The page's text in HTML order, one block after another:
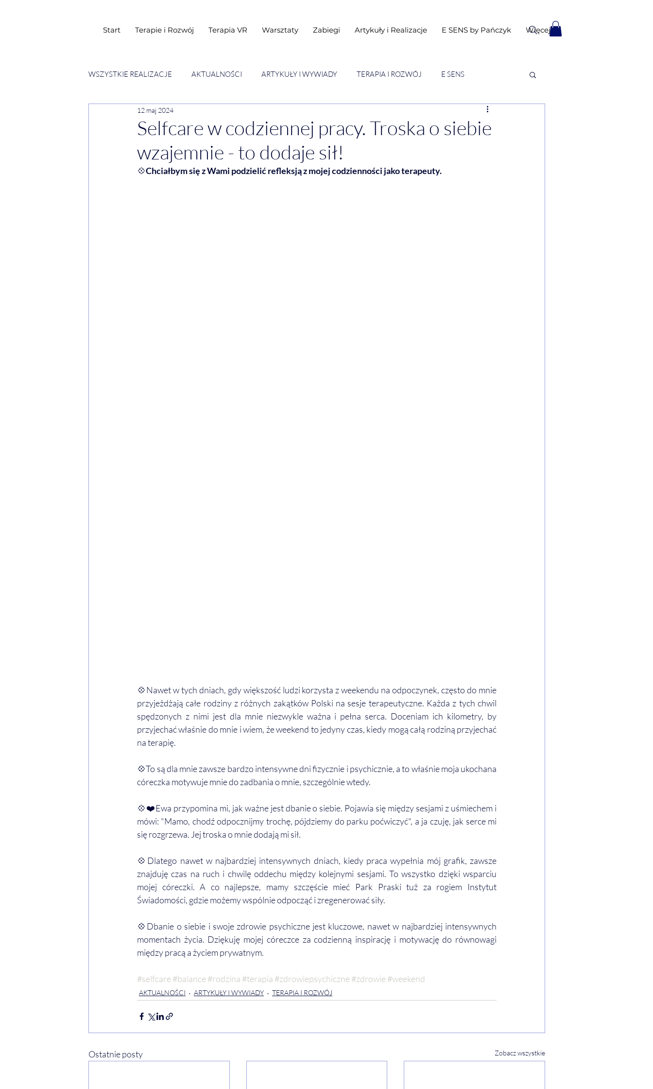
Start Terapie i Rozwój Terapia VR Warsztaty Zabiegi Artykuły i Realizacje E SENS by Pańczyk Więcej
WSZYSTKIE REALIZACJE AKTUALNOŚCI ARTYKUŁY I WYWIADY TERAPIA I ROZWÓJ E SENS
SESJE ESENCJI CHWIL
Selfcare w codziennej pracy. Troska o siebie
wzajemnie - to dodaje sił!
12 maj 2024
💠Chciałbym się z Wami podzielić refleksją z mojej codzienności jako terapeuty.
💠Nawet w tych dniach, gdy większość ludzi korzysta z weekendu na odpoczynek, często do mnie
przyjeżdżają całe rodziny z różnych zakątków Polski na sesje terapeutyczne. Każda z tych chwil
spędzonych z nimi jest dla mnie niezwykle ważna i pełna serca. Doceniam ich kilometry, by
przyjechać właśnie do mnie i wiem, że weekend to jedyny czas, kiedy mogą całą rodziną przyjechać
na terapię.
💠To są dla mnie zawsze bardzo intensywne dni fizycznie i psychicznie, a to właśnie moja ukochana
córeczka motywuje mnie do zadbania o mnie, szczególnie wtedy.
💠❤️Ewa przypomina mi, jak ważne jest dbanie o siebie. Pojawia się między sesjami z uśmiechem i
mówi: "Mamo, chodź odpocznijmy trochę, pójdziemy do parku poćwiczyć", a ja czuję, jak serce mi
się rozgrzewa. Jej troska o mnie dodają mi sił.
💠Dlatego nawet w najbardziej intensywnych dniach, kiedy praca wypełnia mój grafik, zawsze
znajduję czas na ruch i chwilę oddechu między kolejnymi sesjami. To wszystko dzięki wsparciu
mojej córeczki. A co najlepsze, mamy szczęście mieć Park Praski tuż za rogiem Instytut
Świadomości, gdzie możemy wspólnie odpocząć i zregenerować siły.
💠Dbanie o siebie i swoje zdrowie psychiczne jest kluczowe, nawet w najbardziej intensywnych
momentach życia. Dziękuję mojej córeczce za codzienną inspirację i motywację do równowagi
między pracą a życiem prywatnym.
#selfcare #balance #rodzina #terapia #zdrowiepsychiczne #zdrowie #weekend
AKTUALNOŚCI ARTYKUŁY I WYWIADY TERAPIA I ROZWÓJ
Ostatnie posty Zobacz wszystkie